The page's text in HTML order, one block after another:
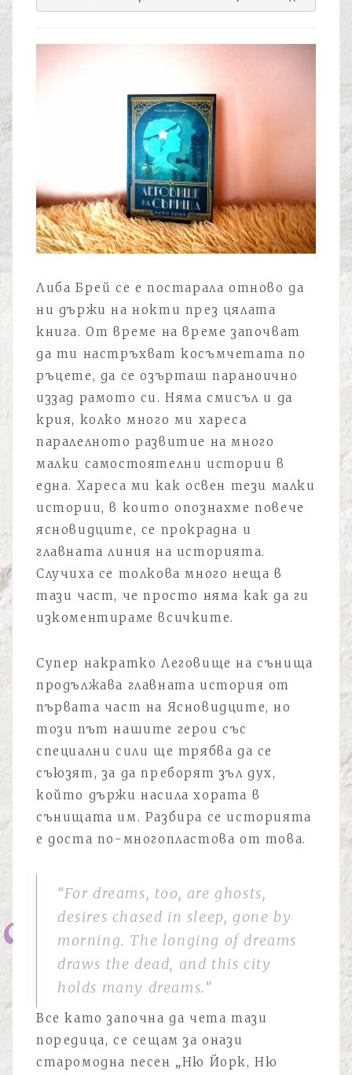
Либа Брей се е постарала отново да
ни държи на нокти през цялата
книга. От време на време започват
да ти настръхват косъмчетата по
ръцете, да се озърташ параноично
иззад рамото си. Няма смисъл и да
крия, колко много ми хареса
паралелното развитие на много
малки самостоятелни истории в
една. Хареса ми как освен тези малки
истории, в които опознахме повече
ясновидците, се прокрадна и
главната линия на историята.
Случиха се толкова много неща в
тази част, че просто няма как да ги
изкоментираме всичките.
Супер накратко Леговище на сънища
продължава главната история от
първата част на Ясновидците, но
този път нашите герои със
специални сили ще трябва да се
съюзят, за да преборят зъл дух,
който държи насила хората в
сънищата им. Разбира се историята
е доста по-многопластова от това.
“For dreams, too, are ghosts,
desires chased in sleep, gone by
morning. The longing of dreams
draws the dead, and this city
holds many dreams.”
Все като започна да чета тази
поредица, се сещам за онази
старомодна песен „Ню Йорк, Ню